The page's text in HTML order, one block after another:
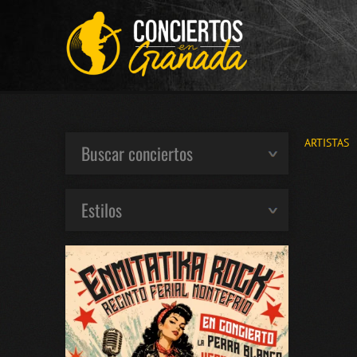
ARTISTAS
Buscar conciertos
Estilos